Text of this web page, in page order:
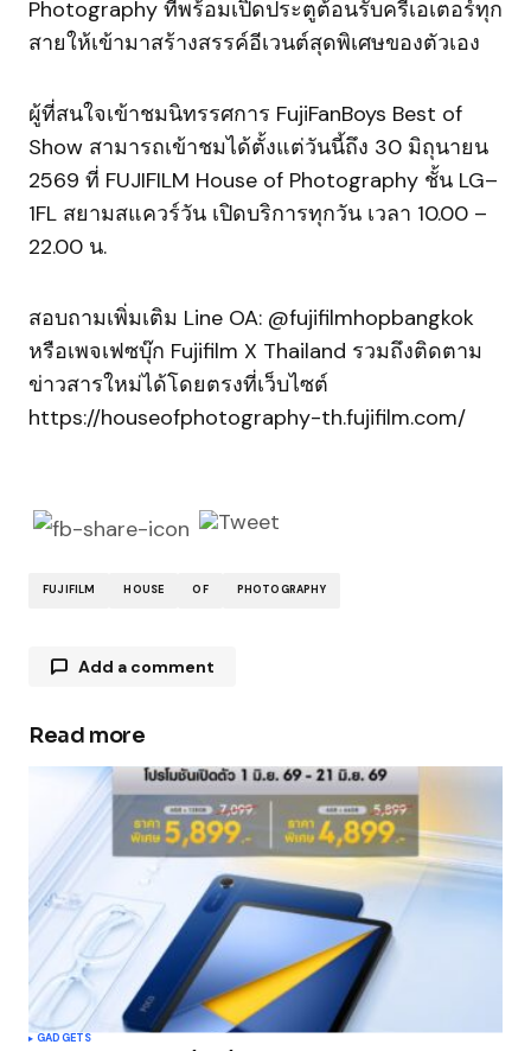
Photography ที่พร้อมเปิดประตูต้อนรับครีเอเตอร์ทุก
สายให้เข้ามาสร้างสรรค์อีเวนต์สุดพิเศษของตัวเอง
ผู้ที่สนใจเข้าชมนิทรรศการ FujiFanBoys Best of
Show สามารถเข้าชมได้ตั้งแต่วันนี้ถึง 30 มิถุนายน
2569 ที่ FUJIFILM House of Photography ชั้น LG–
1FL สยามสแควร์วัน เปิดบริการทุกวัน เวลา 10.00 –
22.00 น.
สอบถามเพิ่มเติม Line OA: @fujifilmhopbangkok
หรือเพจเฟซบุ๊ก Fujifilm X Thailand รวมถึงติดตาม
ข่าวสารใหม่ได้โดยตรงที่เว็บไซต์
https://houseofphotography-th.fujifilm.com/
FUJIFILM HOUSE OF PHOTOGRAPHY
Add a comment
Your email address will not be published.
Required fields are marked*
Comment*
Your Name *
Read more
GADGETS